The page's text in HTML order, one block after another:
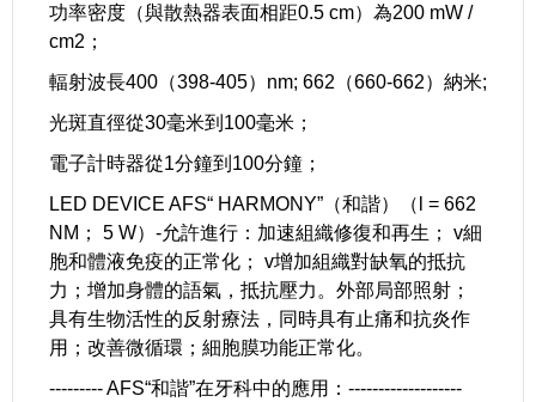
功率密度（與散熱器表面相距0.5 cm）為200 mW /
cm2；
輻射波長400（398-405）nm; 662（660-662）納米;
光斑直徑從30毫米到100毫米；
電子計時器從1分鐘到100分鐘；
LED DEVICE AFS“ HARMONY”（和諧）（l = 662
NM； 5 W）-允許進行：加速組織修復和再生； v細
胞和體液免疫的正常化； v增加組織對缺氧的抵抗
力；增加身體的語氣，抵抗壓力。外部局部照射；
具有生物活性的反射療法，同時具有止痛和抗炎作
用；改善微循環；細胞膜功能正常化。
--------- AFS“和諧”在牙科中的應用：-------------------